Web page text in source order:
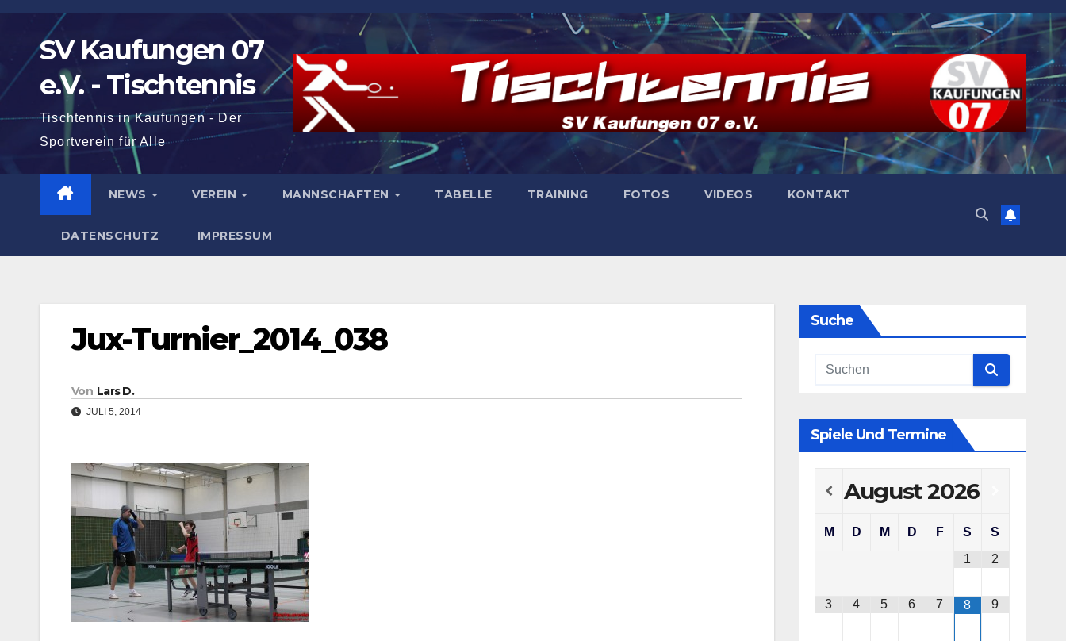
Zum
springenSV Kaufungen 07
e.V. - Tischtennis
Tischtennis in Kaufungen - Der
Sportverein für Alle
NEWS VEREIN MANNSCHAFTEN TABELLE TRAINING FOTOS VIDEOS KONTAKT
DATENSCHUTZ IMPRESSUM
Jux-Turnier_2014_038
Von Lars D.
JULI 5, 2014
Suche
Spiele Und Termine
August2026
M D M D F S
S
1
2
3 4 5 6 7 8 9